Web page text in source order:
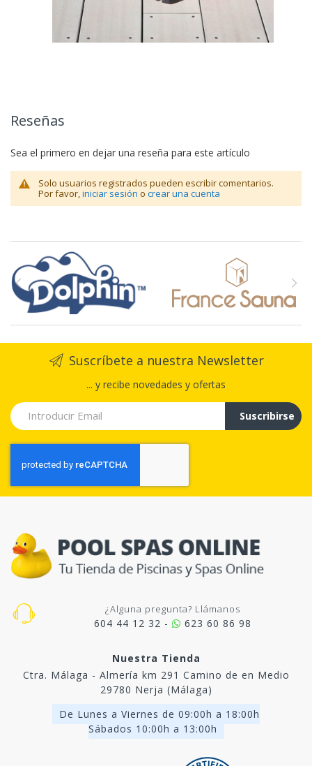
Reseñas
Sea el primero en dejar una reseña para este artículo
Solo usuarios registrados pueden escribir comentarios.
Por favor, iniciar sesión o crear una cuenta
Suscríbete a nuestra Newsletter
... y recibe novedades y ofertas
Suscribirse
¿Alguna pregunta? Llámanos
604 44 12 32 - 623 60 86 98
Nuestra Tienda
Ctra. Málaga - Almería km 291 Camino de en Medio
29780 Nerja (Málaga)
De Lunes a Viernes de 09:00h a 18:00h
Sábados 10:00h a 13:00h